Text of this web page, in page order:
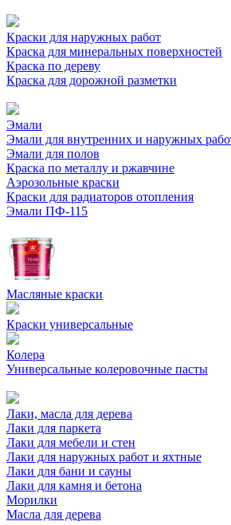
Краски для наружных работ
Краска для минеральных поверхностей
Краска по дереву
Краска для дорожной разметки
Эмали
Эмали для внутренних и наружных
Эмали для полов
Краска по металлу и ржавчине
Аэрозольные краски
Краски для радиаторов отопления
Эмали ПФ-115
Масляные краски
Краски универсальные
Колера
Универсальные колеровочные пасты
Лаки, масла для дерева
Лаки для паркета
Лаки для мебели и стен
Лаки для наружных работ и яхтные
Лаки для бани и сауны
Лаки для камня и бетона
Морилки
Масла для дерева